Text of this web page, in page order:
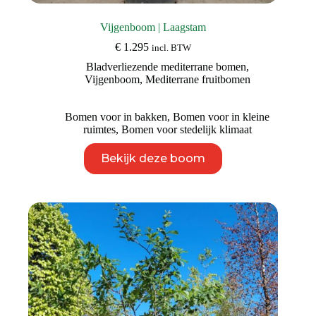
Vijgenboom | Laagstam
€ 1.295 incl. BTW
Bladverliezende mediterrane bomen,
Vijgenboom, Mediterrane fruitbomen
Bomen voor in bakken,Bomen voor in kleine
ruimtes, Bomen voor stedelijk klimaat
Bekijk deze boom
product
heeft
variaties.
Deze
optie
kan
gekozen
worden
op
de
productpagina